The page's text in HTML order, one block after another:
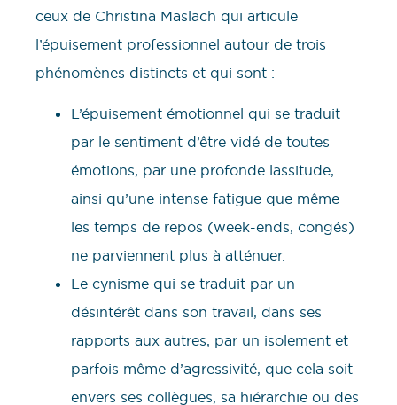
ceux de Christina Maslach qui articule
l’épuisement professionnel autour de trois
phénomènes distincts et qui sont :
L’épuisement émotionnel qui se traduit
par le sentiment d’être vidé de toutes
émotions, par une profonde lassitude,
ainsi qu’une intense fatigue que même
les temps de repos (week-ends, congés)
ne parviennent plus à atténuer.
Le cynisme qui se traduit par un
désintérêt dans son travail, dans ses
rapports aux autres, par un isolement et
parfois même d’agressivité, que cela soit
envers ses collègues, sa hiérarchie ou des